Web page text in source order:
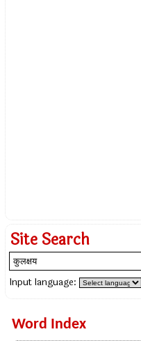
Site Search
Input language:
Word Index